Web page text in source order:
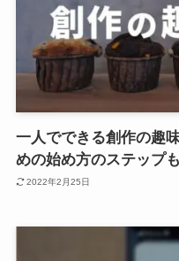
一人でできる創作の趣
めの始め方のステップ
2022年2月25日